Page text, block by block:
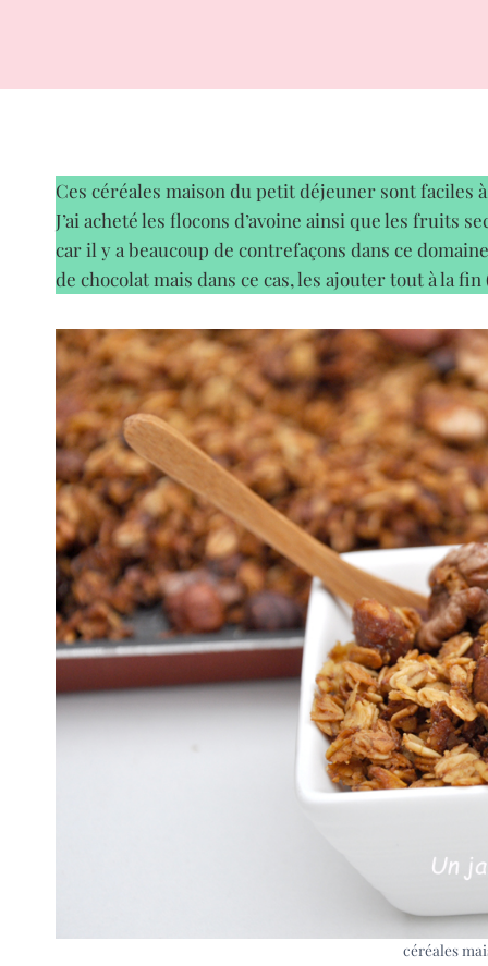
Ces céréales maison du petit déjeuner sont
J’ai acheté les flocons d’avoine ainsi que les fruits
car il y a beaucoup de contrefaçons dans ce
de chocolat mais dans ce cas, les ajouter tout à la
céréales